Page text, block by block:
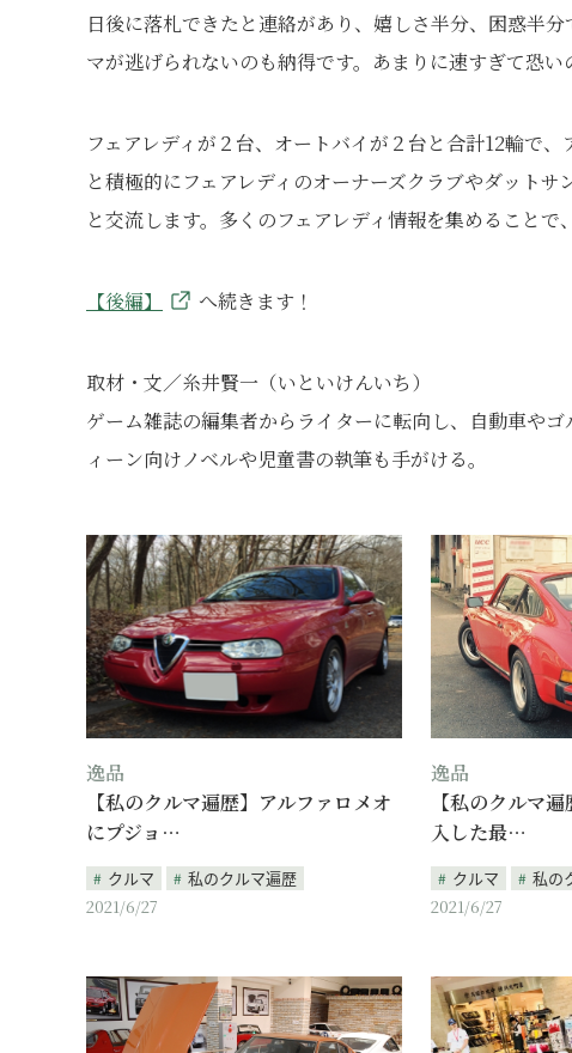
日後に落札できたと連絡があり、嬉しさ半分、困惑半
マが逃げられないのも納得です。あまりに速すぎて恐い
フェアレディが２台、オートバイが２台と合計12輪で
と積極的にフェアレディのオーナーズクラブやダット
と交流します。多くのフェアレディ情報を集めること
【後編】 へ続きます！
取材・文／糸井賢一（いといけんいち）
ゲーム雑誌の編集者からライターに転向し、自動車や
ィーン向けノベルや児童書の執筆も手がける。
逸品
【私のクルマ遍歴】アルファロメオ
にプジョ…
クルマ
私のクルマ遍歴
2021/6/27
逸品
【私のクルマ
入した最…
クルマ
私の
2021/6/27